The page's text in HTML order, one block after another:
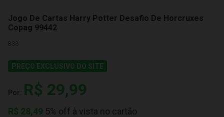
Jogo De Cartas Harry Potter Desafio De Horcruxes
Copag 99442
833
PREÇO EXCLUSIVO DO SITE
Por: R$ 29,99
R$ 28,49 5% off à vista no cartão